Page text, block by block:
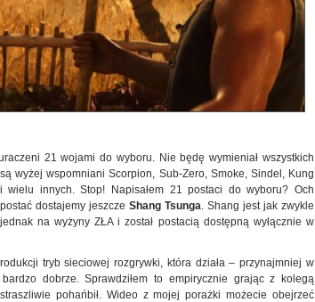
21 wojami do wyboru. Nie będę wymieniał wszystkich
wyżej wspomniani Scorpion, Sub-Zero, Smoke, Sindel, Kung
innych. Stop! Napisałem 21 postaci do wyboru? Och
dostajemy jeszcze Shang Tsunga. Shang jest jak zwykle
na wyżyny ZŁA i został postacią dostępną wyłącznie w
tryb sieciowej rozgrywki, która działa – przynajmniej w
dobrze. Sprawdziłem to empirycznie grając z kolegą
pohańbił. Wideo z mojej porażki możecie obejrzeć